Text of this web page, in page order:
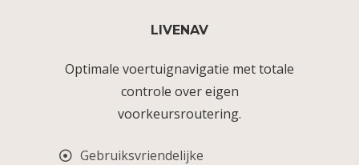
LIVENAV
Optimale voertuignavigatie met totale
controle over eigen
voorkeursroutering.
Gebruiksvriendelijke